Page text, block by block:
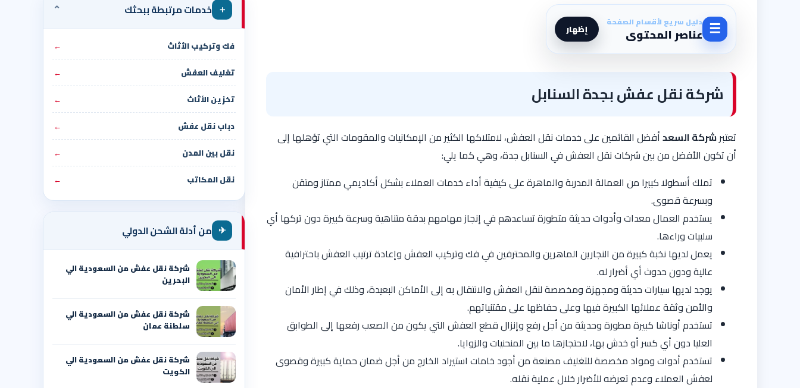
☰ دليل سريع لأقسام الصفحة
عناصر المحتوى إظهار
شركة نقل عفش بجدة السنابل
تعتبرشركة السعدأفضل القائمين على خدمات نقل العفش، لامتلاكها الكثير من الإمكانيات والمقومات التي تؤهلها إلى
أن تكون الأفضل من بين شركات نقل العفش في السنابل جدة، وهي كما يلي:
تملك أسطولا كبيرا من العمالة المدربة والماهرة على كيفية أداء خدمات العملاء بشكل أكاديمي ممتاز ومتقن
وبسرعة قصوى.
يستخدم العمال معدات وأدوات حديثة متطورة تساعدهم في إنجاز مهامهم بدقة متناهية وسرعة كبيرة دون تركها أي
سلبيات وراءها.
يعمل لديها نخبة كبيرة من النجارين الماهرين والمحترفين في فك وتركيب العفش وإعادة ترتيب العفش باحترافية
عالية ودون حدوث أي أضرار له.
يوجد لديها سيارات حديثة ومجهزة ومخصصة لنقل العفش والانتقال به إلى الأماكن البعيدة، وذلك في إطار الأمان
والأمن وثقة عملائها الكبيرة فيها وعلى حفاظها على مقتنياتهم.
تستخدم أوناشا كبيرة مطورة وحديثة من أجل رفع وإنزال قطع العفش التي يكون من الصعب رفعها إلى الطوابق
العليا دون أي كسر أو خدش بها، لاحتجازها ما بين المنحنيات والزوايا.
تستخدم أدوات ومواد مخصصة للتغليف مصنعة من أجود خامات استيراد الخارج من أجل ضمان حماية كبيرة وقصوى
لعفش العملاء وعدم تعرضه للأضرار خلال عملية نقله.
＋ خدمات مرتبطة ببحثك ⌄
فك وتركيب الأثاث
←
تغليف العفش
←
تخزين الأثاث
←
دباب نقل عفش
←
نقل بين المدن
←
نقل المكاتب
←
✈ من أدلة الشحن الدولي
شركة نقل عفش من السعودية الي
البحرين
شركة نقل عفش من السعودية الي
سلطنة عمان
شركة نقل عفش من السعودية الي
الكويت